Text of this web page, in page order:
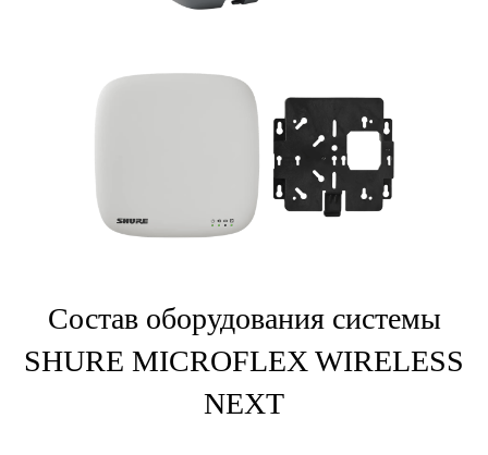
Состав оборудования системы
SHURE MICROFLEX WIRELESS
NEXT